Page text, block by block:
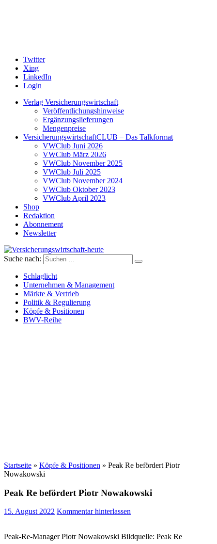
Twitter
Xing
LinkedIn
Login
Verlag Versicherungswirtschaft
Veröffentlichungshinweise
Ergänzungslieferungen
Mengenpreise
VersicherungswirtschaftCLUB – Das Talkformat
VWClub Juni 2026
VWClub März 2026
VWClub November 2025
VWClub Juli 2025
VWClub November 2024
VWClub Oktober 2023
VWClub April 2023
Shop
Redaktion
Abonnement
Newsletter
Versicherungswirtschaft-heute
Suche nach:
Schlaglicht
Unternehmen & Management
Märkte & Vertrieb
Politik & Regulierung
Köpfe & Positionen
BWV-Reihe
Startseite » Köpfe & Positionen » Peak Re befördert Piotr
Nowakowski
Peak Re befördert Piotr Nowakowski
15. August 2022 Kommentar hinterlassen
Peak-Re-Manager Piotr Nowakowski Bildquelle: Peak Re